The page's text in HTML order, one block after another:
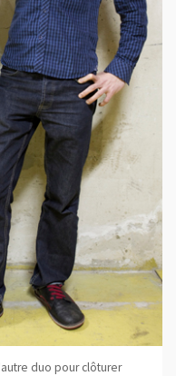
duo pour clôturer